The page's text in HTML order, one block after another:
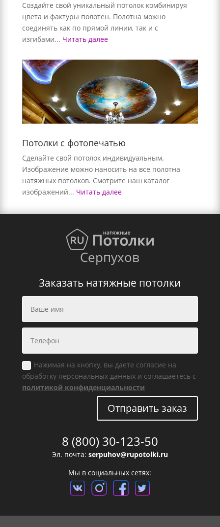
Создайте свой уникальный потолок комбинируя
цвета и фактуры полотен. Полотна можно
соединять как по прямой линии, так и с
изгибами... Читать далее
Потолки с фотопечатью
Сделайте свой потолок индивидуальным.
Изображение можно наносить на все полотна
натяжных потолков. Смотрите наш каталог
изображений... Читать далее
Серпухов
Заказать натяжные потолки
Нажимая на кнопку, вы даете согласие на
обработку персональных данных и соглашаетесь с
политикой конфиденциальности
Отправить заказ
8 (800) 30-123-50
Эл. почта: serpuhov@rupotolki.ru
Мы в социальных сетях: